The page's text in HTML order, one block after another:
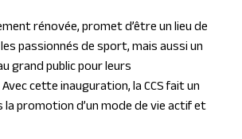
rénovée, promet d’être un lieu de
passionnés de sport, mais aussi un
grand public pour leurs
cette inauguration, la CCS fait un
la promotion d’un mode de vie actif et